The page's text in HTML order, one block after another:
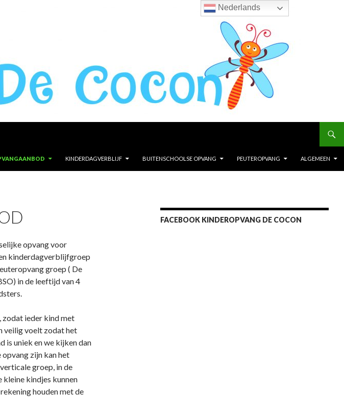
KINDERDAGVERBLIJF BUITENSCHOOLSE OPVANG PEUTEROPVANG ALGEMEEN
opvang voor
kinderdagverblijfgroep
groep ( De
in de leeftijd van 4
zodat ieder kind met
veilig voelt zodat het
is uniek en we kijken dan
zijn kan het
groep, in de
kindjes kunnen
houden met de
FACEBOOK KINDEROPVANG DE COCON
Nederlands